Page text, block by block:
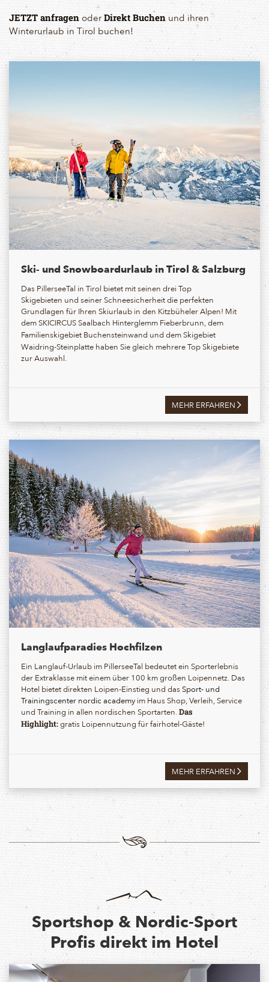
JETZT anfragen oderDirekt Buchen und ihren
Winterurlaub in Tirol buchen!
Ski- und Snowboardurlaub in Tirol & Salzburg
Das PillerseeTal in Tirol bietet mit seinen drei Top
Skigebieten und seiner Schneesicherheit die perfekten
Grundlagen für Ihren Skiurlaub in den Kitzbüheler Alpen! Mit
demSKICIRCUS Saalbach Hinterglemm Fieberbrunn, dem
Familienskigebiet Buchensteinwand und dem Skigebiet
Waidring-Steinplatte haben Sie gleich mehrere Top Skigebiete
zur Auswahl.
MEHR ERFAHREN
Langlaufparadies Hochfilzen
Ein Langlauf-Urlaub im PillerseeTal bedeutet ein Sporterlebnis
der Extraklasse mit einem über 100 km großen Loipennetz. Das
Hotel bietet direkten Loipen-Einstieg und dasSport- und
Trainingscenter nordic academyim Haus Shop, Verleih, Service
und Training in allen nordischen Sportarten.Das
Highlight:gratis Loipennutzung für fairhotel-Gäste!
MEHR ERFAHREN
Sportshop & Nordic-Sport
Profis direkt im Hotel